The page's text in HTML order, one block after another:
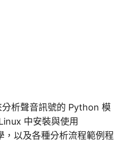
分析聲音訊號的 Python 模
中安裝與使用
，以及各種分析流程範例程